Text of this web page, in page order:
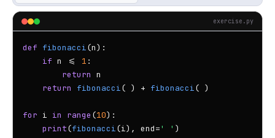
exercise.py
def fibonacci(n):
if n <= 1 :
return n
return
fibonacci( ) + fibonacci( )
for i in range (10):
print(fibonacci(i), end=' '